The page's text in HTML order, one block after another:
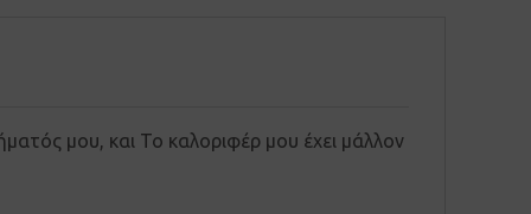
μου, και Το καλοριφέρ μου έχει μάλλον